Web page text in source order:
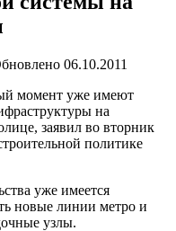
06.10.2011
момент уже имеют
на
заявил во вторник
политике
уже имеется
новые линии метро и
узлы.